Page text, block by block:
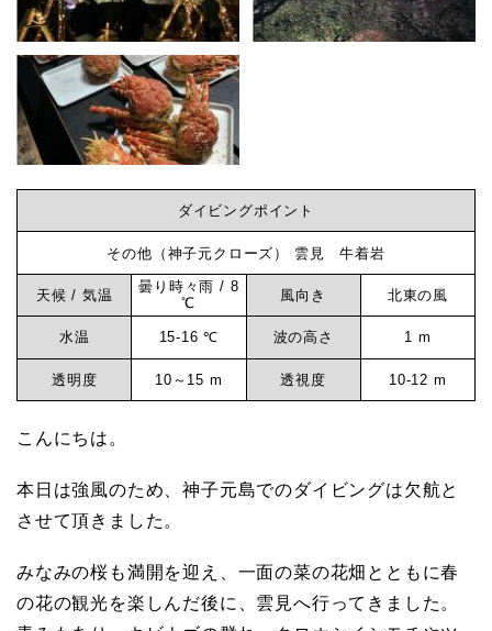
ン
グ
な
神
子
元
リ
ン
シ
ガ
フ
ェ
ア
ダ
グ
ロ
グ
の
他
ダイビングポイント
その他（神子元クローズ） 雲見 牛着岩
天候 / 気温
曇り時々雨 / 8
℃
風向き 北東の風
水温 15-16 ℃ 波の高さ 1 m
透明度 10～15 m 透視度 10-12 m
こんにちは。
本日は強風のため、神子元島でのダイビングは欠航と
させて頂きました。
みなみの桜も満開を迎え、一面の菜の花畑とともに春
の花の観光を楽しんだ後に、雲見へ行ってきました。